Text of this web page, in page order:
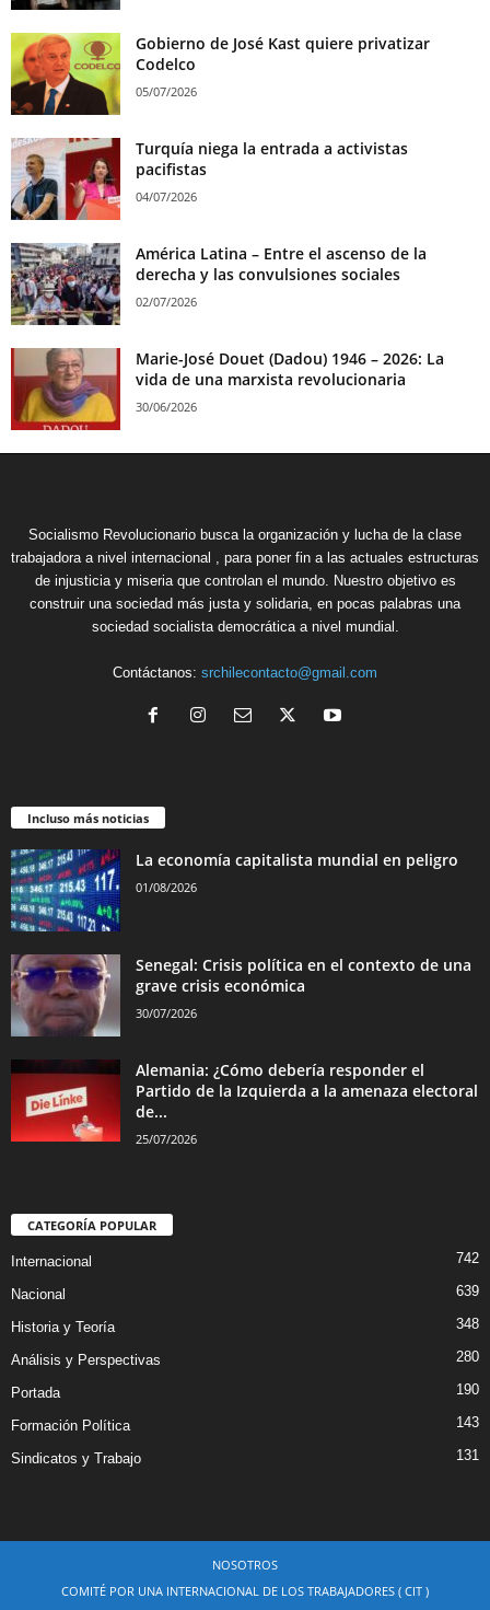
Gobierno de José Kast quiere privatizar
Codelco
05/07/2026
Turquía niega la entrada a activistas
pacifistas
04/07/2026
América Latina – Entre el ascenso de la
derecha y las convulsiones sociales
02/07/2026
Marie-José Douet (Dadou) 1946 – 2026: La
vida de una marxista revolucionaria
30/06/2026
Socialismo Revolucionario busca la organización y lucha de la clase
trabajadora a nivel internacional , para poner fin a las actuales estructuras
de injusticia y miseria que controlan el mundo. Nuestro objetivo es
construir una sociedad más justa y solidaria, en pocas palabras una
sociedad socialista democrática a nivel mundial.
Contáctanos: srchilecontacto@gmail.com
Incluso más noticias
La economía capitalista mundial en peligro
01/08/2026
Senegal: Crisis política en el contexto de una
grave crisis económica
30/07/2026
Alemania: ¿Cómo debería responder el
Partido de la Izquierda a la amenaza electoral
de...
25/07/2026
CATEGORÍA POPULAR
Internacional 742
Nacional 639
Historia y Teoría 348
Análisis y Perspectivas 280
Portada 190
Formación Política 143
Sindicatos y Trabajo 131
NOSOTROS
COMITÉ POR UNA INTERNACIONAL DE LOS TRABAJADORES ( CIT )